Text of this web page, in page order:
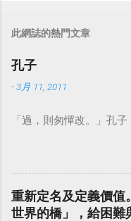
此網誌的熱門文章
孔子
-3月 11, 2011
「過，則匆憚改。」孔子
重新定名及定義價值
世界的橋」，給困難